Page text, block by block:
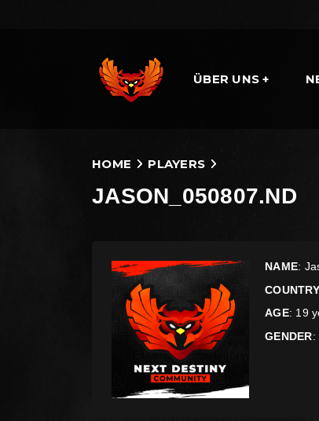
ÜBER UNS
HOME PLAYERS
JASON_050807.ND
NAME:
COUNTRY
AGE: 19
GENDER: